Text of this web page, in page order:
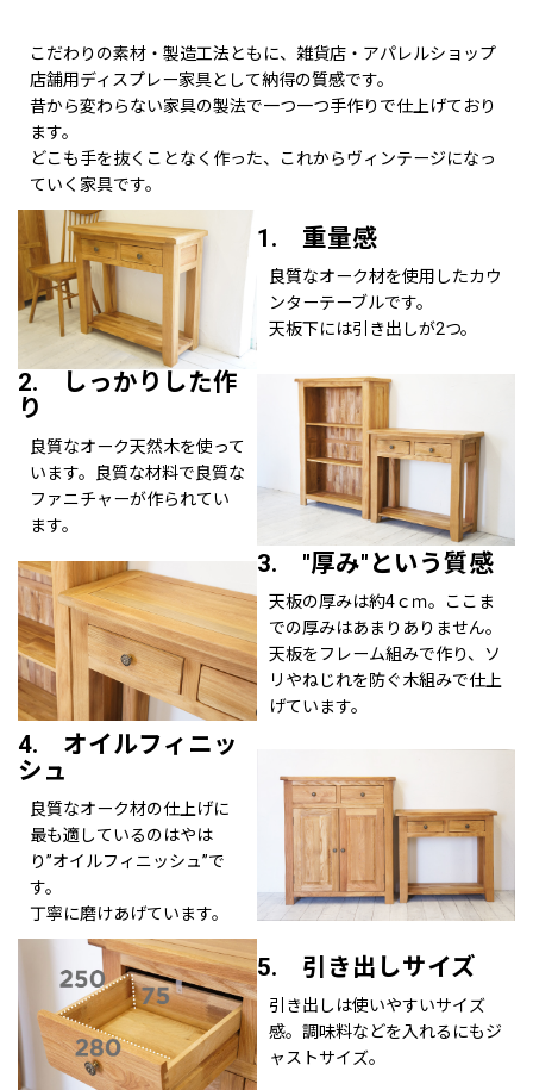
こだわりの素材・製造工法ともに、雑貨店・アパレルショップ
店舗用ディスプレー家具として納得の質感です。
昔から変わらない家具の製法で一つ一つ手作りで仕上げており
ます。
どこも手を抜くことなく作った、これからヴィンテージになっ
ていく家具です。
1. 重量感
良質なオーク材を使用したカウ
ンターテーブルです。
天板下には引き出しが2つ。
2. しっかりした作
り
良質なオーク天然木を使って
います。良質な材料で良質な
ファニチャーが作られてい
ます。
3. "厚み"という質感
天板の厚みは約4ｃｍ。ここま
での厚みはあまりありません。
天板をフレーム組みで作り、ソ
リやねじれを防ぐ木組みで仕上
げています。
4. オイルフィニッ
シュ
良質なオーク材の仕上げに
最も適しているのはやは
り”オイルフィニッシュ”で
す。
丁寧に磨けあげています。
5. 引き出しサイズ
引き出しは使いやすいサイズ
感。調味料などを入れるにもジ
ャストサイズ。